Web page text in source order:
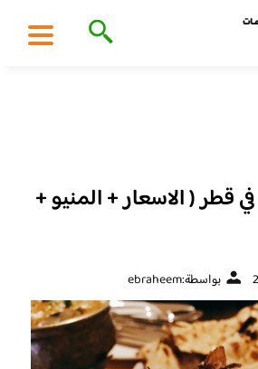
قطر ( الاسعار + المنيو +
بواسطة:ebraheem